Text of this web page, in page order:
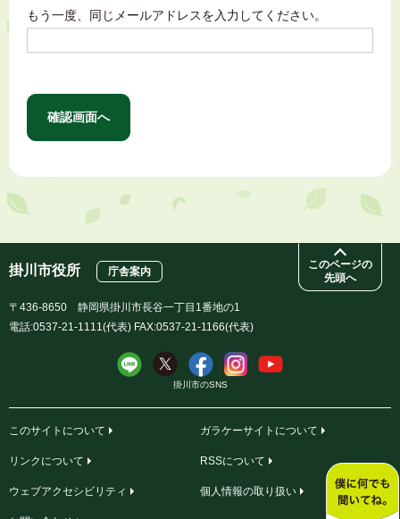
もう一度、同じメールアドレスを入力してください。
このページの
先頭へ
掛川市役所 庁舎案内
〒436-8650 静岡県掛川市長谷一丁目1番地の1
電話:0537-21-1111(代表) FAX:0537-21-1166(代表)
掛川市のSNS
このサイトについて ガラケーサイトについて
リンクについて RSSについて
ウェブアクセシビリティ 個人情報の取り扱い